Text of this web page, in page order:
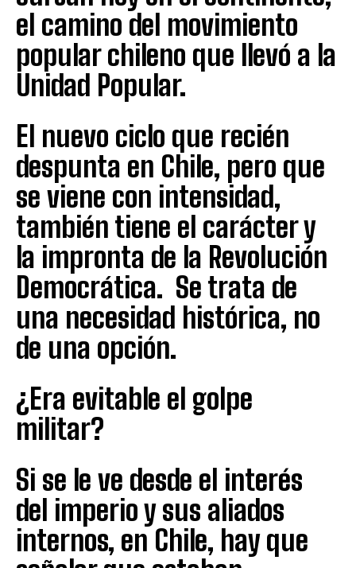
el camino del movimiento
popular chileno que llevó a la
Unidad Popular.
El nuevo ciclo que recién
despunta en Chile, pero que
se viene con intensidad,
también tiene el carácter y
la impronta de la Revolución
Democrática. Se trata de
una necesidad histórica, no
de una opción.
¿Era evitable el golpe
militar?
Si se le ve desde el interés
del imperio y sus aliados
internos, en Chile, hay que